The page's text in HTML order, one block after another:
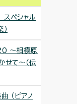
ペシャル
～相模原
せて～（伝
（ピアノ